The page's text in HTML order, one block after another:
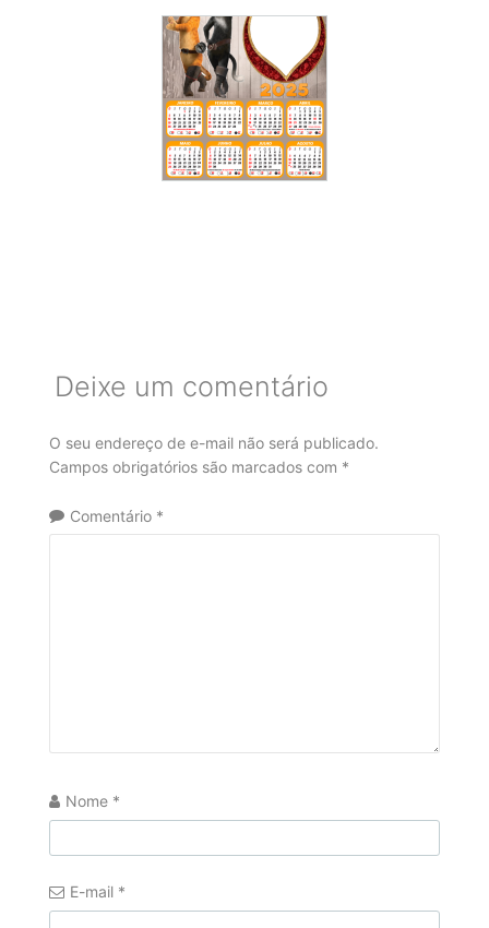
Deixe um comentário
O seu endereço de e-mail não será publicado.
Campos obrigatórios são marcados com *
Comentário *
Nome *
E-mail *